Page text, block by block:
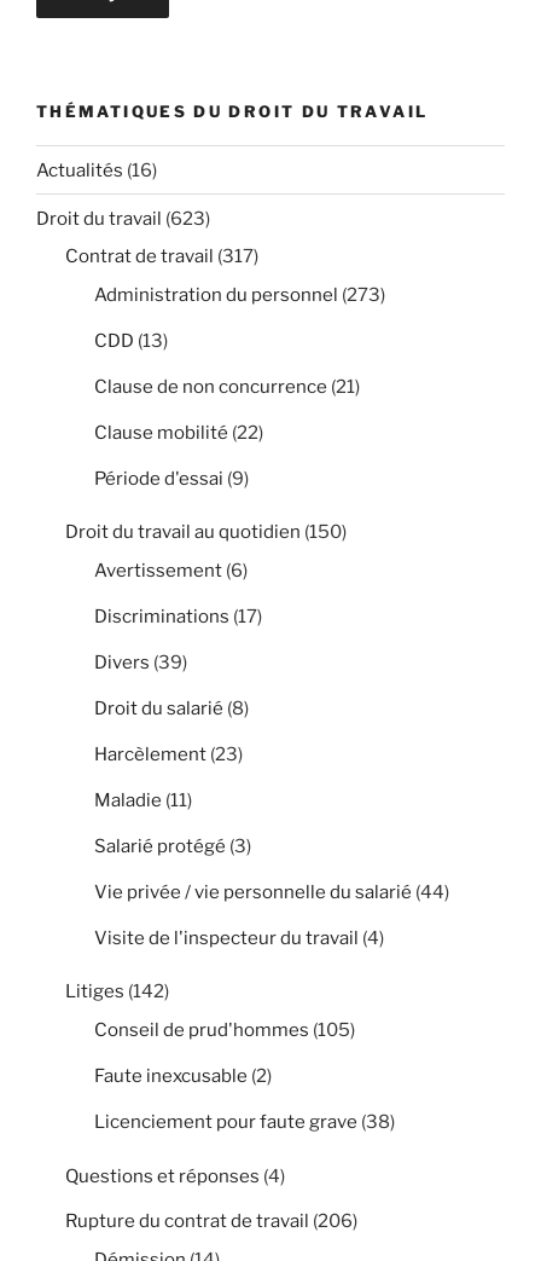
THÉMATIQUES DU DROIT DU TRAVAIL
Actualités (16)
Droit du travail (623)
Contrat de travail (317)
Administration du personnel (273)
CDD (13)
Clause de non concurrence (21)
Clause mobilité (22)
Période d'essai (9)
Droit du travail au quotidien (150)
Avertissement (6)
Discriminations (17)
Divers (39)
Droit du salarié (8)
Harcèlement (23)
Maladie (11)
Salarié protégé (3)
Vie privée / vie personnelle du salarié (44)
Visite de l'inspecteur du travail (4)
Litiges (142)
Conseil de prud'hommes (105)
Faute inexcusable (2)
Licenciement pour faute grave (38)
Questions et réponses (4)
Rupture du contrat de travail (206)